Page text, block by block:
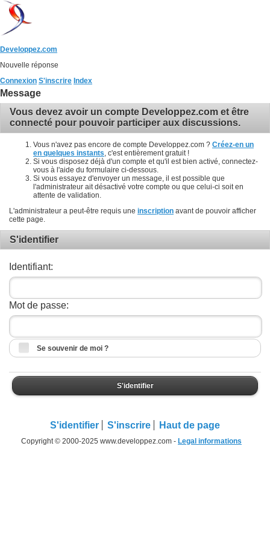
Developpez.com
Nouvelle réponse
Connexion S'inscrire Index
Message
Vous devez avoir un compte Developpez.com et être
connecté pour pouvoir participer aux discussions.
Vous n'avez pas encore de compte Developpez.com ? Créez-en un
en quelques instants , c'est entièrement gratuit !
Si vous disposez déjà d'un compte et qu'il est bien activé, connectez-
vous à l'aide du formulaire ci-dessous.
Si vous essayez d'envoyer un message, il est possible que
l'administrateur ait désactivé votre compte ou que celui-ci soit en
attente de validation.
L'administrateur a peut-être requis une inscription avant de pouvoir afficher
cette page.
S'identifier
Identifiant:
Mot de passe:
Se souvenir de moi ?
S'identifier
S'identifier S'inscrire Haut de page
Copyright © 2000-2025 www.developpez.com - Legal informations